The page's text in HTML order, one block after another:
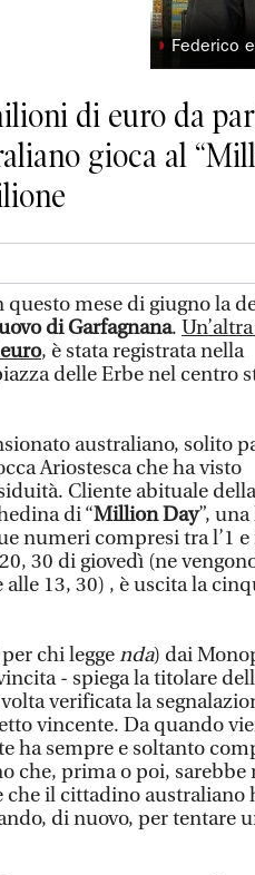
◗ Federico
di euro da
gioca al
questo mese di giugno la
di Garfagnana. Un’altra
, è stata registrata nella
delle Erbe nel centro
australiano, solito
Ariostesca che ha visto
Cliente abituale della
di “Million Day”,
numeri compresi tra l’1 e
30 di giovedì (ne
13, 30) , è uscita la
chi leggenda) dai
- spiega la titolare
verificata la
vincente. Da quando
ha sempre e soltanto
che, prima o poi, sarebbe
che il cittadino australiano
di nuovo, per tentare